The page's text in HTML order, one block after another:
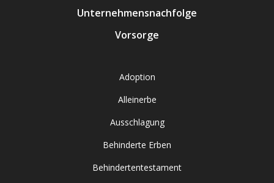
Unternehmensnachfolge
Vorsorge
Adoption
Alleinerbe
Ausschlagung
Behinderte Erben
Behindertentestament